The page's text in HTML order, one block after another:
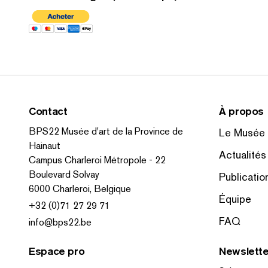
Contact
BPS22 Musée d'art de la Province de
Hainaut
Campus Charleroi Métropole - 22
Boulevard Solvay
6000 Charleroi, Belgique
+32 (0)71 27 29 71
info@bps22.be
À propos
Le Musée
Actualités
Équipe
FAQ
Espace pro